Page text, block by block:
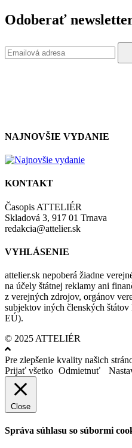
Odoberať
NAJNOVŠIE VYDANIE
KONTAKT
Časopis ATTELIÉR
Skladová 3, 917 01 Trnava
redakcia@attelier.sk
VYHLÁSENIE
attelier.sk nepoberá žiadne
na účely štátnej reklamy ani
z verejných zdrojov, orgánov
subjektov iných členských
EÚ).
© 2025 ATTELIÉR
Pre zlepšenie kvality našich
Prijať všetko Odmietnuť
Close
Správa súhlasu so súbormi